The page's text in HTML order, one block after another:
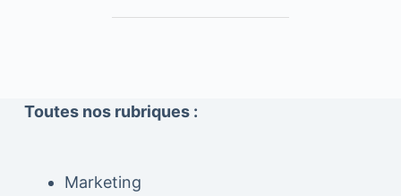
Toutes nos rubriques :
Marketing